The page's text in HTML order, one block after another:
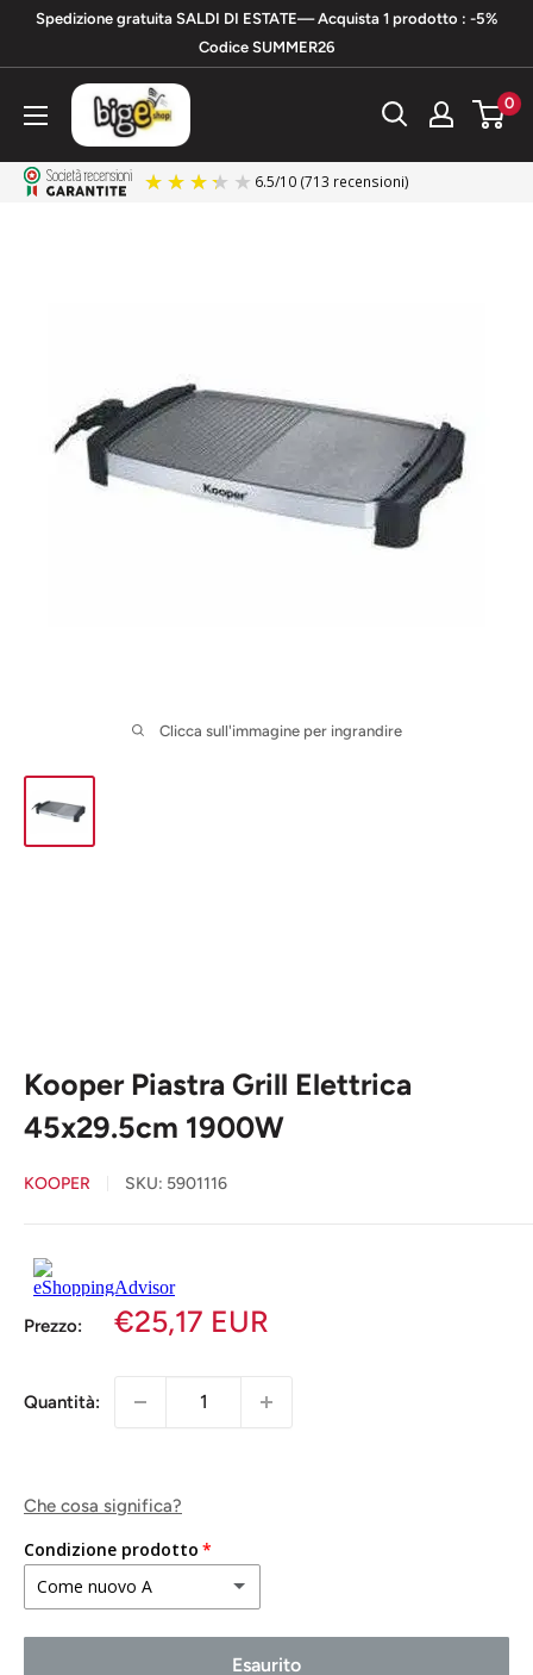
contenuto
Spedizione gratuita SALDI DI ESTATE— Acquista 1 prodotto : -5%
Codice SUMMER26
bigeshop 0
Clicca sull'immagine per ingrandire
Kooper Piastra Grill Elettrica
45x29.5cm 1900W
KOOPER SKU: 5901116
Prezzo: €25,17 EUR
Quantità:
Che cosa significa?
Condizione prodotto
Come nuovo A
Come nuovo A
Esaurito